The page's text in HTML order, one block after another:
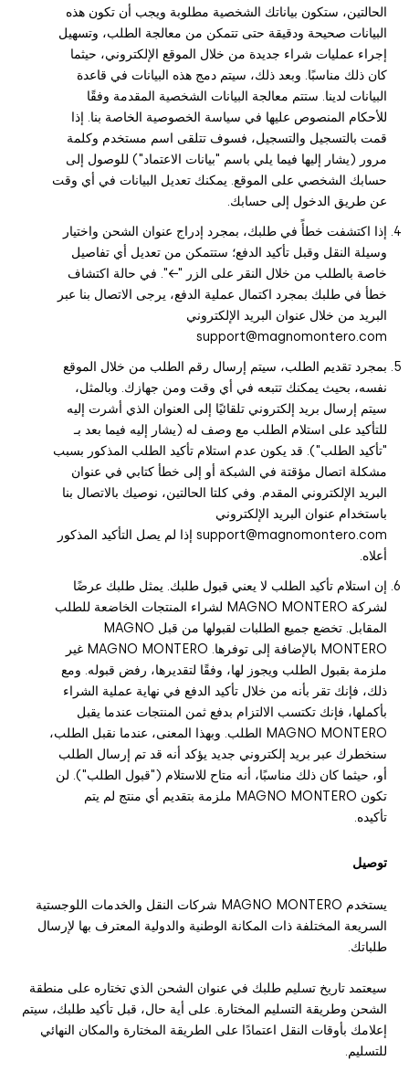
الحالتين، ستكون بياناتك الشخصية مطلوبة ويجب أن تكون هذه
البيانات صحيحة ودقيقة حتى تتمكن من معالجة الطلب، وتسهيل
إجراء عمليات شراء جديدة من خلال الموقع الإلكتروني، حيثما
كان ذلك مناسبًا. وبعد ذلك، سيتم دمج هذه البيانات في قاعدة
البيانات لدينا. ستتم معالجة البيانات الشخصية المقدمة وفقًا
للأحكام المنصوص عليها في سياسة الخصوصية الخاصة بنا. إذا
قمت بالتسجيل والتسجيل، فسوف تتلقى اسم مستخدم وكلمة
مرور (يشار إليها فيما يلي باسم "بيانات الاعتماد") للوصول إلى
حسابك الشخصي على الموقع. يمكنك تعديل البيانات في أي وقت
عن طريق الدخول إلى حسابك.
إذا اكتشفت خطأً في طلبك، بمجرد إدراج عنوان الشحن واختيار
وسيلة النقل وقبل تأكيد الدفع؛ ستتمكن من تعديل أي تفاصيل
خاصة بالطلب من خلال النقر على الزر "←". في حالة اكتشاف
خطأ في طلبك بمجرد اكتمال عملية الدفع، يرجى الاتصال بنا عبر
البريد من خلال عنوان البريد الإلكتروني
support@magnomontero.com
بمجرد تقديم الطلب، سيتم إرسال رقم الطلب من خلال الموقع
نفسه، بحيث يمكنك تتبعه في أي وقت ومن جهازك. وبالمثل،
سيتم إرسال بريد إلكتروني تلقائيًا إلى العنوان الذي أشرت إليه
للتأكيد على استلام الطلب مع وصف له (يشار إليه فيما بعد بـ
"تأكيد الطلب"). قد يكون عدم استلام تأكيد الطلب المذكور بسبب
مشكلة اتصال مؤقتة في الشبكة أو إلى خطأ كتابي في عنوان
البريد الإلكتروني المقدم. وفي كلتا الحالتين، نوصيك بالاتصال بنا
باستخدام عنوان البريد الإلكتروني
support@magnomontero.com إذا لم يصل التأكيد المذكور
أعلاه.
إن استلام تأكيد الطلب لا يعني قبول طلبك. يمثل طلبك عرضًا
لشركة MAGNO MONTERO لشراء المنتجات الخاضعة للطلب
المقابل. تخضع جميع الطلبات لقبولها من قبل MAGNO
MONTERO بالإضافة إلى توفرها. MAGNO MONTERO غير
ملزمة بقبول الطلب ويجوز لها، وفقًا لتقديرها، رفض قبوله. ومع
ذلك، فإنك تقر بأنه من خلال تأكيد الدفع في نهاية عملية الشراء
بأكملها، فإنك تكتسب الالتزام بدفع ثمن المنتجات عندما يقبل
MAGNO MONTERO الطلب. وبهذا المعنى، عندما نقبل الطلب،
سنخطرك عبر بريد إلكتروني جديد يؤكد أنه قد تم إرسال الطلب
أو، حيثما كان ذلك مناسبًا، أنه متاح للاستلام ("قبول الطلب"). لن
تكون MAGNO MONTERO ملزمة بتقديم أي منتج لم يتم
تأكيده.
توصيل
يستخدم MAGNO MONTERO شركات النقل والخدمات اللوجستية
السريعة المختلفة ذات المكانة الوطنية والدولية المعترف بها لإرسال
طلباتك.
سيعتمد تاريخ تسليم طلبك في عنوان الشحن الذي تختاره على منطقة
الشحن وطريقة التسليم المختارة. على أية حال، قبل تأكيد طلبك، سيتم
إعلامك بأوقات النقل اعتمادًا على الطريقة المختارة والمكان النهائي
للتسليم.